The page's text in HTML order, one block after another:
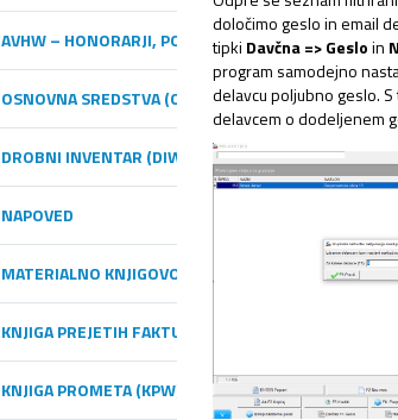
AVHW – HONORARJI, PODJEMNE POGODBE,
OSNOVNA SREDSTVA (OSW)
DROBNI INVENTAR (DIW)
NAPOVED
MATERIALNO KNJIGOVODSTVO (MKW)
KNJIGA PREJETIH FAKTUR (KPFW)
KNJIGA PROMETA (KPW)
določimo geslo in email
tipki Davčna => Gesloin
program samodejno
delavcu poljubno geslo.
delavcem o dodeljenem